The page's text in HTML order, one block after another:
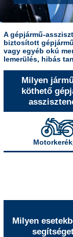
A gépjármű-
biztosított
vagy egyéb okú
lemerülés, hibás
Milyen
köthető
Milyen